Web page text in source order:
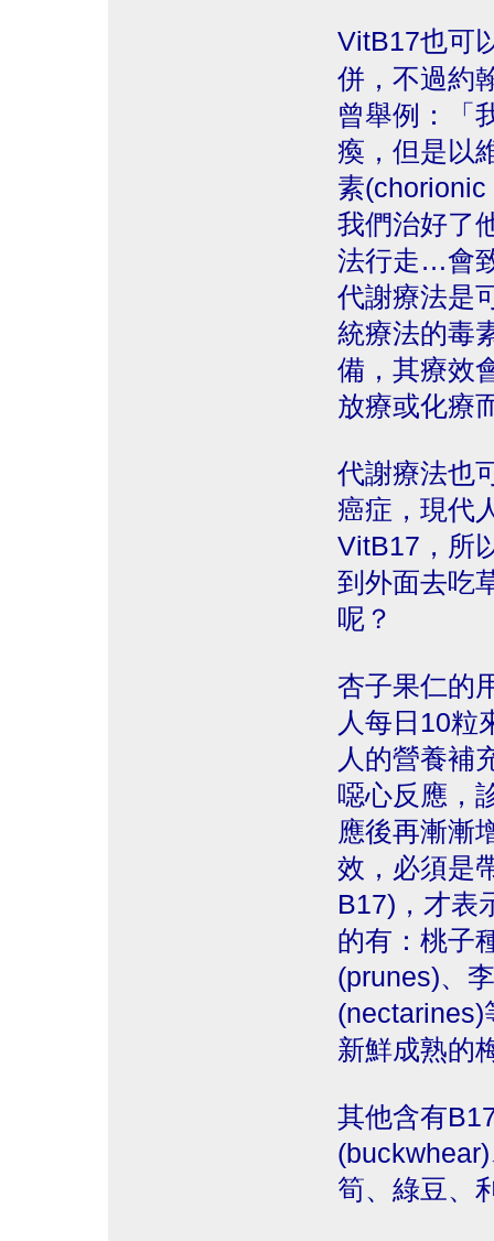
VitB17也可
併，不過約
曾舉例：「
瘓，但是以
素
我們治好了
法行走…會
代謝療法是
統療法的毒
備，其療效
放療或化療
代謝療法也
癌症，現代
VitB17，所
到外面去吃
呢？
杏子果仁的
人每日10粒
人的營養補
噁心反應，
應後再漸漸
效，必須是
B17)，才表
的有：桃子
(prunes)、
(nectarines)
新鮮成熟的
其他含有
筍、綠豆、